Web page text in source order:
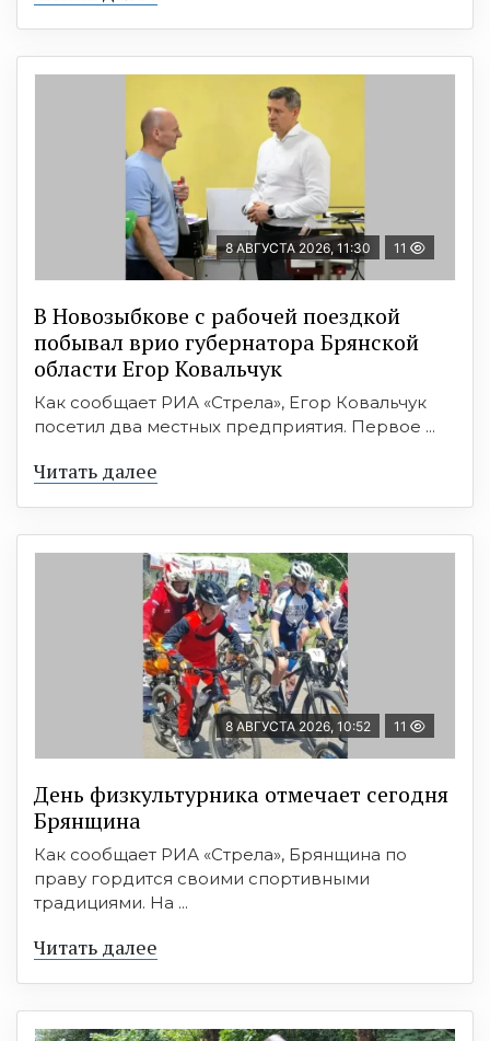
8 АВГУСТА 2026, 11:30 11
В Новозыбкове с рабочей поездкой
побывал врио губернатора Брянской
области Егор Ковальчук
Как сообщает РИА «Стрела», Егор Ковальчук
посетил два местных предприятия. Первое ...
Читать далее
8 АВГУСТА 2026, 10:52 11
День физкультурника отмечает сегодня
Брянщина
Как сообщает РИА «Стрела», Брянщина по
праву гордится своими спортивными
традициями. На ...
Читать далее